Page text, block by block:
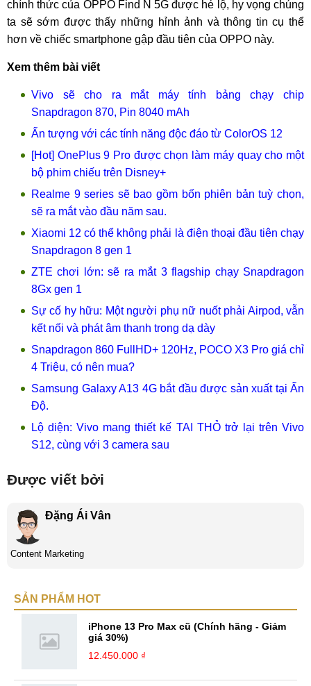
chính thức của OPPO Find N 5G được hé lộ, hy vọng chúng
ta sẽ sớm được thấy những hỉnh ảnh và thông tin cụ thể
hơn về chiếc smartphone gập đầu tiên của OPPO này.
Xem thêm bài viết
Vivo sẽ cho ra mắt máy tính bảng chạy chip
Snapdragon 870, Pin 8040 mAh
Ấn tượng với các tính năng độc đáo từ ColorOS 12
[Hot] OnePlus 9 Pro được chọn làm máy quay cho một
bộ phim chiếu trên Disney+
Realme 9 series sẽ bao gồm bốn phiên bản tuỳ chọn,
sẽ ra mắt vào đầu năm sau.
Xiaomi 12 có thể không phải là điện thoại đầu tiên chạy
Snapdragon 8 gen 1
ZTE chơi lớn: sẽ ra mắt 3 flagship chạy Snapdragon
8Gx gen 1
Sự cố hy hữu: Một người phụ nữ nuốt phải Airpod, vẫn
kết nối và phát âm thanh trong dạ dày
Snapdragon 860 FullHD+ 120Hz, POCO X3 Pro giá chỉ
4 Triệu, có nên mua?
Samsung Galaxy A13 4G bắt đầu được sản xuất tại Ấn
Độ.
Lộ diện: Vivo mang thiết kế TAI THỎ trở lại trên Vivo
S12, cùng với 3 camera sau
Được viết bởi
Đặng Ái Vân
Content Marketing
SẢN PHẨM HOT
iPhone 13 Pro Max cũ (Chính hãng - Giảm
giá 30%)
12.450.000 ₫